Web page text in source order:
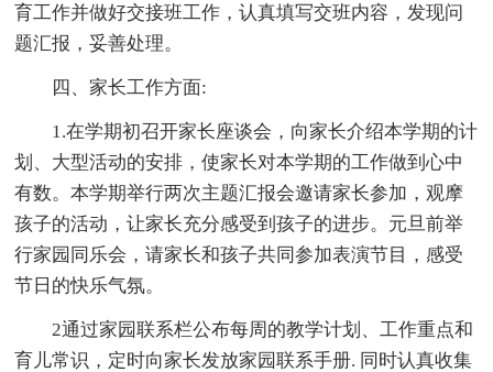
育工作并做好交接班工作，认真填写交班内容，发现问
题汇报，妥善处理。
四、家长工作方面:
1.在学期初召开家长座谈会，向家长介绍本学期的计
划、大型活动的安排，使家长对本学期的工作做到心中
有数。本学期举行两次主题汇报会邀请家长参加，观摩
孩子的活动，让家长充分感受到孩子的进步。元旦前举
行家园同乐会，请家长和孩子共同参加表演节目，感受
节日的快乐气氛。
2通过家园联系栏公布每周的教学计划、工作重点和
育儿常识，定时向家长发放家园联系手册. 同时认真收集